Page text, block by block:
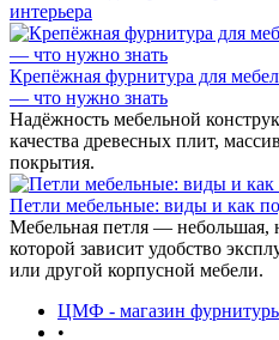
интерьера
Крепёжная фурнитура для
— что нужно знать
Надёжность мебельной
качества древесных плит,
покрытия.
Петли мебельные: виды и как
Мебельная петля — небольшая,
которой зависит удобство
или другой корпусной мебели.
ЦМФ - магазин
•